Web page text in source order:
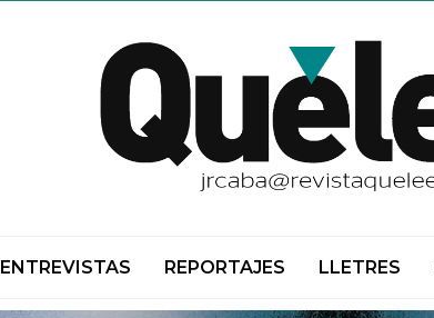
ENTREVISTAS REPORTAJES LLETRES